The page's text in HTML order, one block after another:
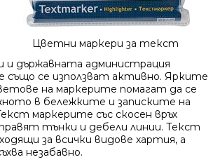
Цветни маркери за текст
и държавната администрация
се използват активно. Ярките
на маркерите помагат да се
в бележките и записките на
маркерите със скосен връх
тънки и дебели линии. Текст
за всички видове хартия, а
незабавно.